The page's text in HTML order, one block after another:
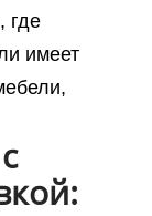
где
имеет